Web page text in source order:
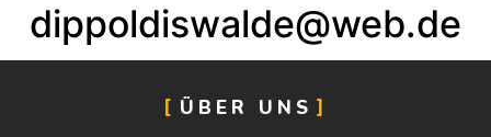
dippoldiswalde@web.de
ÜBER UNS